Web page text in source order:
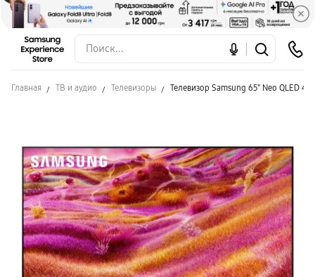
Главная ТВ и аудио Телевизоры Телевизор Samsung 65" Neo QLED